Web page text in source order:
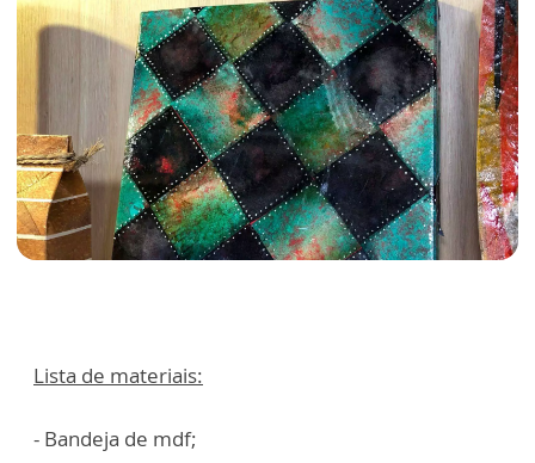
Lista de materiais:
- Bandeja de mdf;